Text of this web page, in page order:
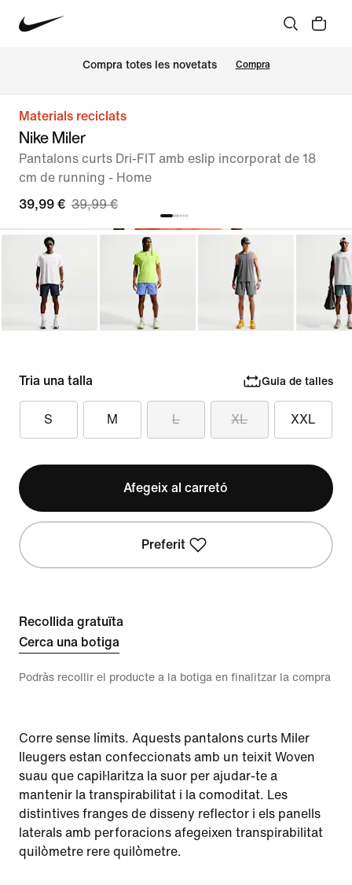
Compra totes les novetats Compra
Materials reciclats
Nike Miler
Pantalons curts Dri-FIT amb eslip incorporat de 18
cm de running - Home
39,99 € 39,99 €
Tria una talla Guia de talles
S M L XL XXL
Afegeix al carretó
Preferit
Recollida gratuïta
Cerca una botiga
Podràs recollir el producte a la botiga en finalitzar la compra
Corre sense límits. Aquests pantalons curts Miler
lleugers estan confeccionats amb un teixit Woven
suau que capil·laritza la suor per ajudar-te a
mantenir la transpirabilitat i la comoditat. Les
distintives franges de disseny reflector i els panells
laterals amb perforacions afegeixen transpirabilitat
quilòmetre rere quilòmetre.